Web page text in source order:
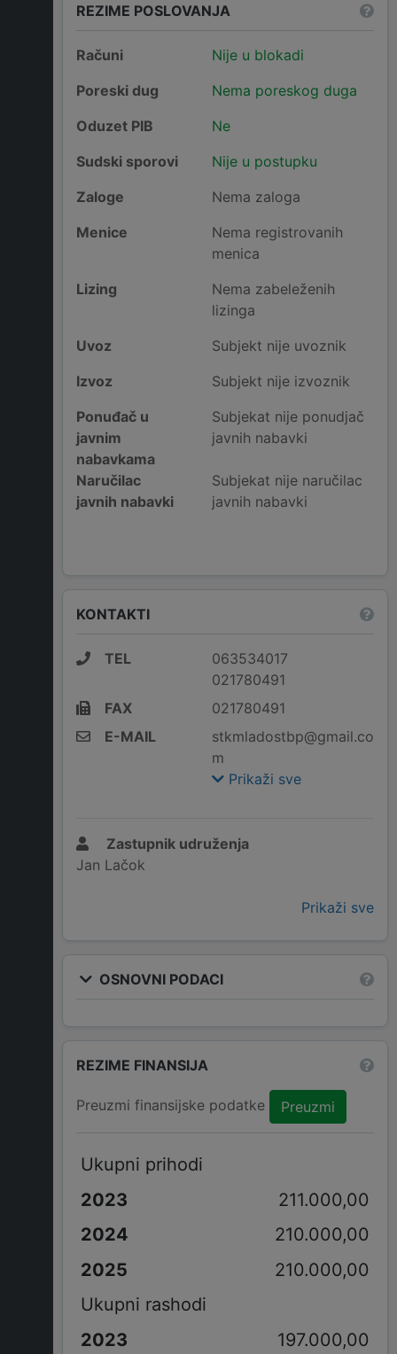
REZIME POSLOVANJA
Računi
Nije u blokadi
Poreski dug
Nema poreskog duga
Oduzet PIB
Ne
Sudski sporovi
Nije u postupku
Zaloge
Nema zaloga
Menice
Nema registrovanih
menica
Lizing
Nema zabeleženih
lizinga
Uvoz
Subjekt nije uvoznik
Izvoz
Subjekt nije izvoznik
Ponuđač u
javnim
nabavkama
Subjekat nije ponudjač
javnih nabavki
Naručilac
javnih nabavki
Subjekat nije naručilac
javnih nabavki
KONTAKTI
TEL
063534017
021780491
FAX
021780491
E-MAIL
stkmladostbp@gmail.co
m
Prikaži sve
Zastupnik udruženja
Jan Lačok
Prikaži sve
OSNOVNI PODACI
REZIME FINANSIJA
Preuzmi finansijske podatke Preuzmi
Ukupni prihodi
211.000,00
210.000,00
210.000,00
Ukupni rashodi
197.000,00